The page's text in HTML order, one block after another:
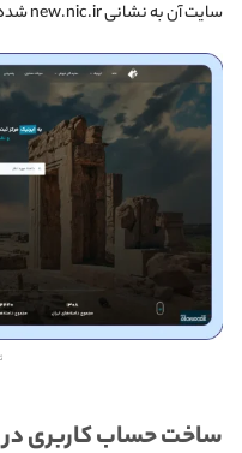
سایت آن به نشانی new.nic.ir شده و روی دکمه ثبت‌نام کلیک کنید.
ساخت حساب کاربری در